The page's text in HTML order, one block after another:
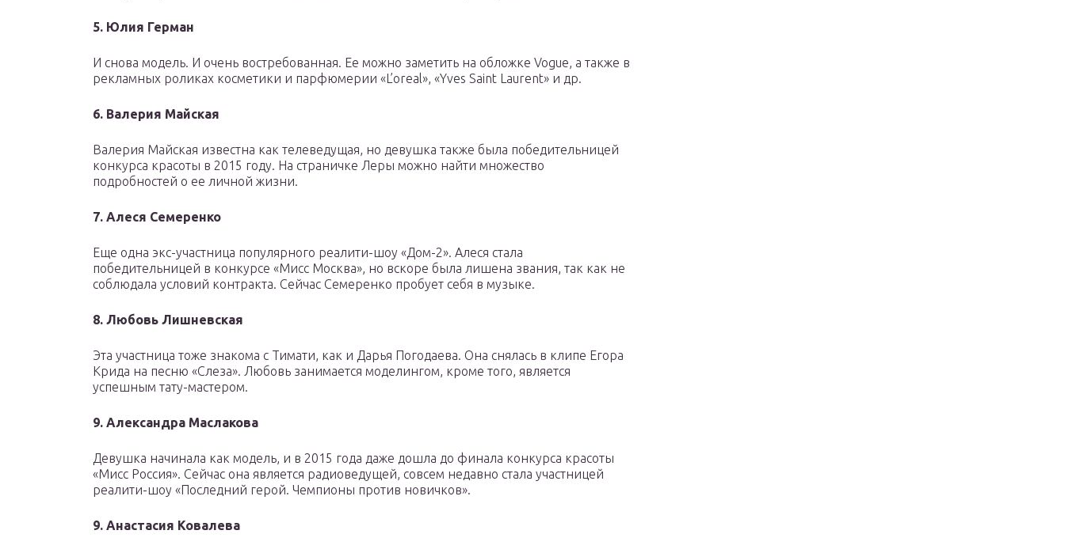
5. Юлия Герман
И снова модель. И очень востребованная. Ее можно заметить на обложке Vogue, а также в
рекламных роликах косметики и парфюмерии «L’oreal», «Yves Saint Laurent» и др.
6. Валерия Майская
Валерия Майская известна как телеведущая, но девушка также была победительницей
конкурса красоты в 2015 году. На страничке Леры можно найти множество
подробностей о ее личной жизни.
7. Алеся Семеренко
Еще одна экс-участница популярного реалити-шоу «Дом-2». Алеся стала
победительницей в конкурсе «Мисс Москва», но вскоре была лишена звания, так как не
соблюдала условий контракта. Сейчас Семеренко пробует себя в музыке.
8. Любовь Лишневская
Эта участница тоже знакома с Тимати, как и Дарья Погодаева. Она снялась в клипе Егора
Крида на песню «Слеза». Любовь занимается моделингом, кроме того, является
успешным тату-мастером.
9. Александра Маслакова
Девушка начинала как модель, и в 2015 года даже дошла до финала конкурса красоты
«Мисс Россия». Сейчас она является радиоведущей, совсем недавно стала участницей
реалити-шоу «Последний герой. Чемпионы против новичков».
9. Анастасия Ковалева